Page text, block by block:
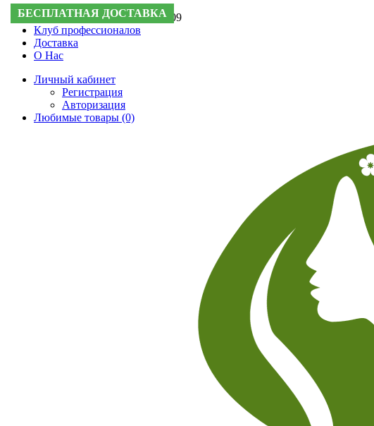
Поддержка: +7 (495) 505-50-09
Клуб профессионалов
Доставка
О Нас
Личный кабинет
Регистрация
Авторизация
Любимые товары (0)
БЕСПЛАТНАЯ ДОСТАВКА
БЕСПЛАТНАЯ ДОСТАВКА
БЕСПЛАТНАЯ ДОСТАВКА
БЕСПЛАТНАЯ ДОСТАВКА
БЕСПЛАТНАЯ ДОСТАВКА